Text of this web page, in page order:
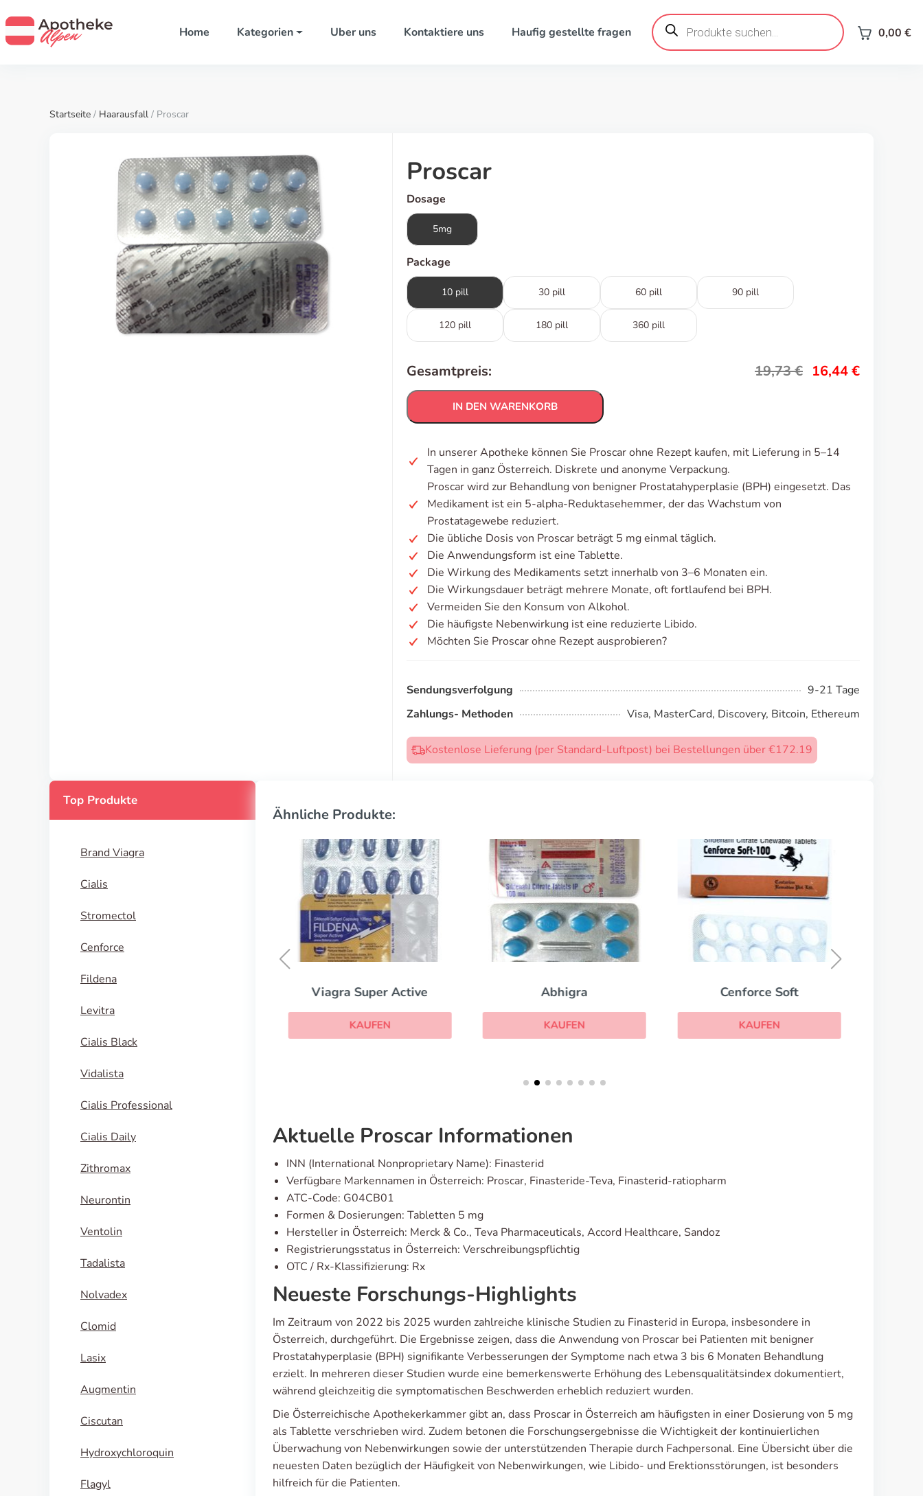
Home Kategorien Uber uns Kontaktiere uns Haufig gestellte fragen
Products
search 0,00 €
Startseite / Haarausfall / Proscar
Proscar
Dosage
5mg
Package
10 pill 30 pill 60 pill 90 pill
120 pill 180 pill 360 pill
Gesamtpreis: 19,73€ 16,44€
IN DEN WARENKORB
In unserer Apotheke können Sie Proscar ohne Rezept kaufen, mit Lieferung in 5–14
Tagen in ganz Österreich. Diskrete und anonyme Verpackung.
Proscar wird zur Behandlung von benigner Prostatahyperplasie (BPH) eingesetzt. Das
Medikament ist ein 5-alpha-Reduktasehemmer, der das Wachstum von
Prostatagewebe reduziert.
Die übliche Dosis von Proscar beträgt 5 mg einmal täglich.
Die Anwendungsform ist eine Tablette.
Die Wirkung des Medikaments setzt innerhalb von 3–6 Monaten ein.
Die Wirkungsdauer beträgt mehrere Monate, oft fortlaufend bei BPH.
Vermeiden Sie den Konsum von Alkohol.
Die häufigste Nebenwirkung ist eine reduzierte Libido.
Möchten Sie Proscar ohne Rezept ausprobieren?
Sendungsverfolgung
9-21 Tage
Zahlungs- Methoden
Visa, MasterCard, Discovery, Bitcoin, Ethereum
Kostenlose Lieferung (per Standard-Luftpost) bei Bestellungen über €172.19
Top Produkte
Brand Viagra
Cialis
Stromectol
Cenforce
Fildena
Levitra
Cialis Black
Vidalista
Cialis Professional
Cialis Daily
Zithromax
Neurontin
Ventolin
Tadalista
Nolvadex
Clomid
Lasix
Augmentin
Ciscutan
Hydroxychloroquin
Flagyl
Ähnliche Produkte:
Viagra Super Active
KAUFEN
Abhigra
KAUFEN
Cenforce Soft
KAUFEN
Aktuelle Proscar Informationen
INN (International Nonproprietary Name): Finasterid
Verfügbare Markennamen in Österreich: Proscar, Finasteride-Teva, Finasterid-ratiopharm
ATC-Code: G04CB01
Formen & Dosierungen: Tabletten 5 mg
Hersteller in Österreich: Merck & Co., Teva Pharmaceuticals, Accord Healthcare, Sandoz
Registrierungsstatus in Österreich: Verschreibungspflichtig
OTC / Rx-Klassifizierung: Rx
Neueste Forschungs-Highlights
Im Zeitraum von 2022 bis 2025 wurden zahlreiche klinische Studien zu Finasterid in Europa, insbesondere in
Österreich, durchgeführt. Die Ergebnisse zeigen, dass die Anwendung von Proscar bei Patienten mit benigner
Prostatahyperplasie (BPH) signifikante Verbesserungen der Symptome nach etwa 3 bis 6 Monaten Behandlung
erzielt. In mehreren dieser Studien wurde eine bemerkenswerte Erhöhung des Lebensqualitätsindex dokumentiert,
während gleichzeitig die symptomatischen Beschwerden erheblich reduziert wurden.
Die Österreichische Apothekerkammer gibt an, dass Proscar in Österreich am häufigsten in einer Dosierung von 5 mg
als Tablette verschrieben wird. Zudem betonen die Forschungsergebnisse die Wichtigkeit der kontinuierlichen
Überwachung von Nebenwirkungen sowie der unterstützenden Therapie durch Fachpersonal. Eine Übersicht über die
neuesten Daten bezüglich der Häufigkeit von Nebenwirkungen, wie Libido- und Erektionsstörungen, ist besonders
hilfreich für die Patienten.